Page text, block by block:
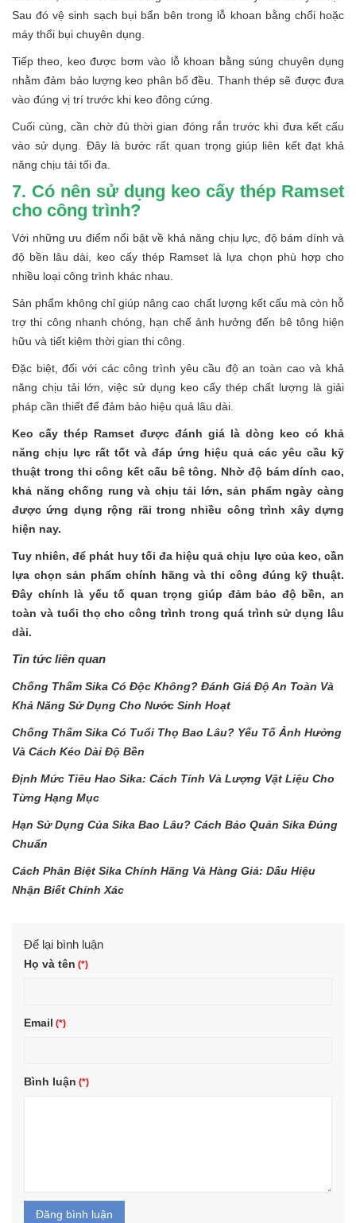
Sau đó vệ sinh sạch bụi bẩn bên trong lỗ khoan bằng chổi hoặc
máy thổi bụi chuyên dụng.
Tiếp theo, keo được bơm vào lỗ khoan bằng súng chuyên dụng
nhằm đảm bảo lượng keo phân bổ đều. Thanh thép sẽ được đưa
vào đúng vị trí trước khi keo đông cứng.
Cuối cùng, cần chờ đủ thời gian đóng rắn trước khi đưa kết cấu
vào sử dụng. Đây là bước rất quan trọng giúp liên kết đạt khả
năng chịu tải tối đa.
7. Có nên sử dụng keo cấy thép Ramset
cho công trình?
Với những ưu điểm nổi bật về khả năng chịu lực, độ bám dính và
độ bền lâu dài, keo cấy thép Ramset là lựa chọn phù hợp cho
nhiều loại công trình khác nhau.
Sản phẩm không chỉ giúp nâng cao chất lượng kết cấu mà còn hỗ
trợ thi công nhanh chóng, hạn chế ảnh hưởng đến bê tông hiện
hữu và tiết kiệm thời gian thi công.
Đặc biệt, đối với các công trình yêu cầu độ an toàn cao và khả
năng chịu tải lớn, việc sử dụng keo cấy thép chất lượng là giải
pháp cần thiết để đảm bảo hiệu quả lâu dài.
Keo cấy thép Ramset được đánh giá là dòng keo có khả
năng chịu lực rất tốt và đáp ứng hiệu quả các yêu cầu kỹ
thuật trong thi công kết cấu bê tông. Nhờ độ bám dính cao,
khả năng chống rung và chịu tải lớn, sản phẩm ngày càng
được ứng dụng rộng rãi trong nhiều công trình xây dựng
hiện nay.
Tuy nhiên, để phát huy tối đa hiệu quả chịu lực của keo, cần
lựa chọn sản phẩm chính hãng và thi công đúng kỹ thuật.
Đây chính là yếu tố quan trọng giúp đảm bảo độ bền, an
toàn và tuổi thọ cho công trình trong quá trình sử dụng lâu
dài.
Tin tức liên quan
Chống Thấm Sika Có Độc Không? Đánh Giá Độ An Toàn Và
Khả Năng Sử Dụng Cho Nước Sinh Hoạt
Chống Thấm Sika Có Tuổi Thọ Bao Lâu? Yếu Tố Ảnh Hưởng
Và Cách Kéo Dài Độ Bền
Định Mức Tiêu Hao Sika: Cách Tính Và Lượng Vật Liệu Cho
Từng Hạng Mục
Hạn Sử Dụng Của Sika Bao Lâu? Cách Bảo Quản Sika Đúng
Chuẩn
Cách Phân Biệt Sika Chính Hãng Và Hàng Giả: Dấu Hiệu
Nhận Biết Chính Xác
Để lại bình luận
Họ và tên
Email
Bình luận
Đăng bình luận